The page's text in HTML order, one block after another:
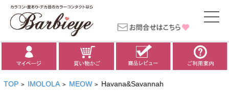
TOP > IMOLOLA > MEOW > Havana&Savannah